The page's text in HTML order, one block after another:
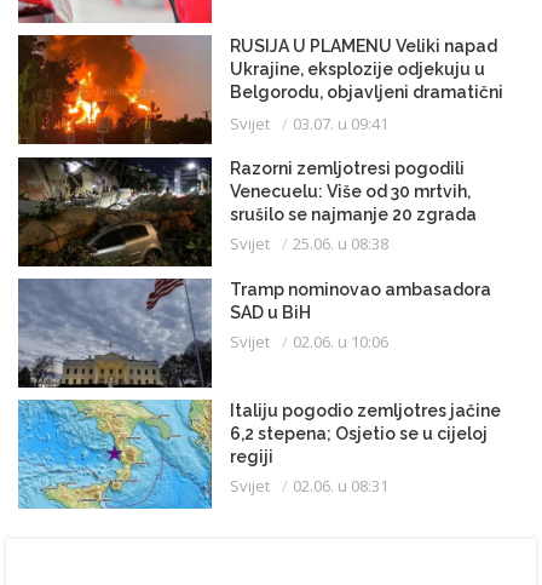
RUSIJA U PLAMENU Veliki napad
Ukrajine, eksplozije odjekuju u
Belgorodu, objavljeni dramatični
snimci
Svijet 03.07. u 09:41
Razorni zemljotresi pogodili
Venecuelu: Više od 30 mrtvih,
srušilo se najmanje 20 zgrada
Svijet 25.06. u 08:38
Tramp nominovao ambasadora
SAD u BiH
Svijet 02.06. u 10:06
Italiju pogodio zemljotres jačine
6,2 stepena; Osjetio se u cijeloj
regiji
Svijet 02.06. u 08:31